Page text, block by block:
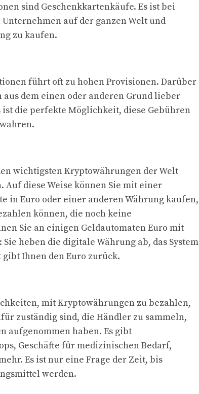
sind Geschenkkartenkäufe. Es ist bei
auf der ganzen Welt und
zu kaufen.
führt oft zu hohen Provisionen. Darüber
dem einen oder anderen Grund lieber
ist die perfekte Möglichkeit, diese Gebühren
wichtigsten Kryptowährungen der Welt
diese Weise können Sie mit einer
in Euro oder einer anderen Währung kaufen,
können, die noch keine
Sie an einigen Geldautomaten Euro mit
heben die digitale Währung ab, das System
Ihnen den Euro zurück.
mit Kryptowährungen zu bezahlen,
zuständig sind, die Händler zu sammeln,
aufgenommen haben. Es gibt
Geschäfte für medizinischen Bedarf,
Es ist nur eine Frage der Zeit, bis
werden.